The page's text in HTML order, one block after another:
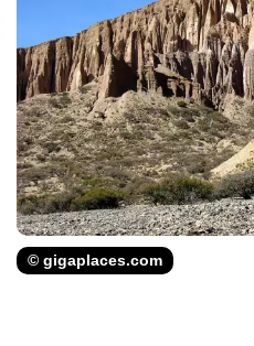
© gigaplaces.com